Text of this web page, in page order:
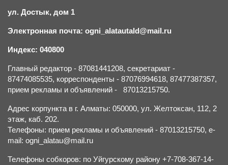
ул. Достык, дом 1
Электронная почта: ogni_alatautald@mail.ru
Индекс: 040800
Главный редактор - 87081441208, секретариат -
87474085535, корреспонденты - 87076994618, 87477387357,
прием рекламы и объявлений - 87013215750.
Адрес корпункта в г. Алматы: 050000, ул. Желтоксан, 112, 2
этаж, каб. 202.
Телефоны: прием рекламы и объявлений - 87013215750, e-
mail: ogni_alatau@mail.ru
Телефоны собкоров: по Уйгурскому району +7-708-367-14-